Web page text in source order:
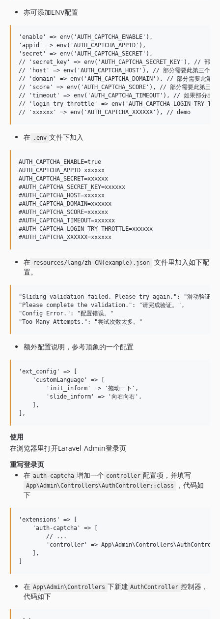
亦可添加ENV配置
'enable' => env('AUTH_CAPTCHA_ENABLE'),
'appid' => env('AUTH_CAPTCHA_APPID'),
'secret' => env('AUTH_CAPTCHA_SECRET'),
// 'secret_key' => env('AUTH_CAPTCHA_SECRET_KEY'), // 部分需
// 'host' => env('AUTH_CAPTCHA_HOST'), // 部分需要此第三个参
// 'domain' => env('AUTH_CAPTCHA_DOMAIN'), // 部分需要此第三
// 'score' => env('AUTH_CAPTCHA_SCORE'), // 部分需要此第三个
// 'timeout' => env('AUTH_CAPTCHA_TIMEOUT'), // 如果部分出现
// 'login_try_throttle' =>
在 .env 文件下加入
AUTH_CAPTCHA_ENABLE=true
AUTH_CAPTCHA_APPID=xxxxxx
AUTH_CAPTCHA_SECRET=xxxxxx
#AUTH_CAPTCHA_SECRET_KEY=xxxxxx
#AUTH_CAPTCHA_HOST=xxxxxx
#AUTH_CAPTCHA_DOMAIN=xxxxxx
#AUTH_CAPTCHA_SCORE=xxxxxx
#AUTH_CAPTCHA_TIMEOUT=xxxxxx
#AUTH_CAPTCHA_LOGIN_TRY_THROTTLE=xxxxxx
在 resources/lang/zh-CN(example).json
文件里加入如下配
置。
"Sliding validation failed. Please try again.": "滑动验证未通
"Please complete the validation.": "请完成验证。",
"Config Error.": "配置错误。"
额外配置说明，参考顶象的一个配置
'ext_config' => [
    'customLanguage' => [
        'init_inform' => '拖动一下',
        'slide_inform' => '向右向右',
    ],
使用
在浏览器里打开Laravel-Admin登录页
重写登录页
在 auth-captcha 增加一个 controller 配置项，并填写
App\Admin\Controllers\AuthController::class
，代码如
下
'extensions' => [
    'auth-captcha' => [
        // ...
'controller' =>
    ],
在 App\Admin\Controllers 下新建 AuthController 控制器，
代码如下